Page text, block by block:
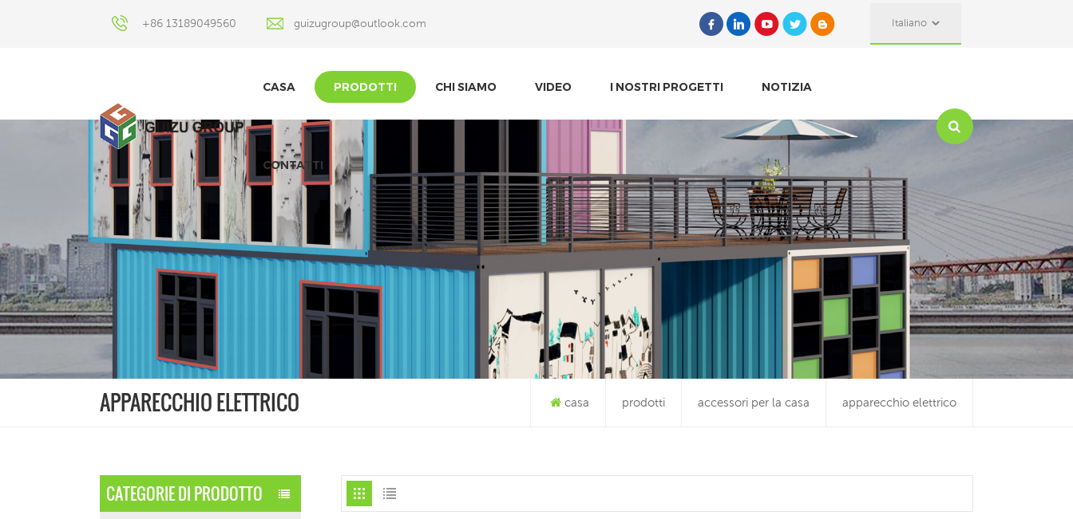
+86 13189049560 guizugroup@outlook.com Italiano
CASA PRODOTTI CHI SIAMO VIDEO I NOSTRI PROGETTI NOTIZIA
CONTATTI
APPARECCHIO ELETTRICO casa prodotti accessori per la casa apparecchio elettrico
CATEGORIE DI PRODOTTO